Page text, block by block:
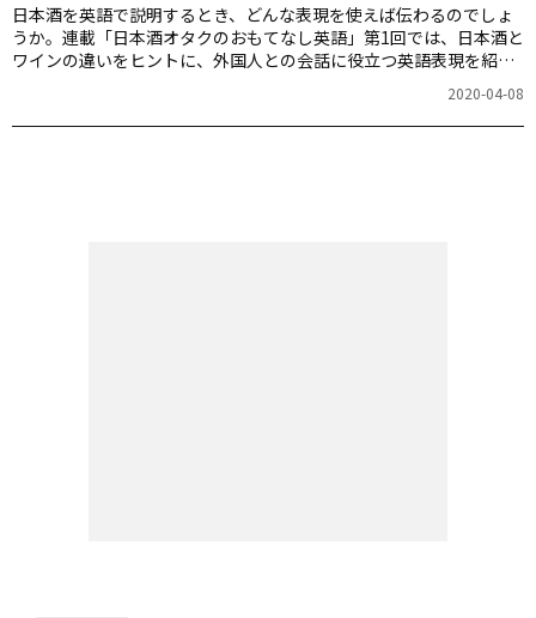
日本酒を英語で説明するとき、どんな表現を使えば伝わるのでしょ
うか。連載「日本酒オタクのおもてなし英語」第1回では、日本酒と
ワインの違いをヒントに、外国人との会話に役立つ英語表現を紹介
2020-04-08